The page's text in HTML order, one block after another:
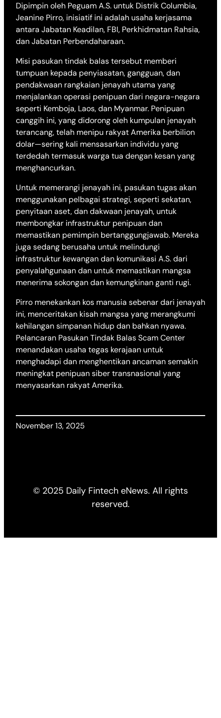
Dipimpin oleh Peguam A.S. untuk Distrik Columbia,
Jeanine Pirro, inisiatif ini adalah usaha kerjasama
antara Jabatan Keadilan, FBI, Perkhidmatan Rahsia,
dan Jabatan Perbendaharaan.
Misi pasukan tindak balas tersebut memberi
tumpuan kepada penyiasatan, gangguan, dan
pendakwaan rangkaian jenayah utama yang
menjalankan operasi penipuan dari negara-negara
seperti Kemboja, Laos, dan Myanmar. Penipuan
canggih ini, yang didorong oleh kumpulan jenayah
terancang, telah menipu rakyat Amerika berbilion
dolar—sering kali mensasarkan individu yang
terdedah termasuk warga tua dengan kesan yang
menghancurkan.
Untuk memerangi jenayah ini, pasukan tugas akan
menggunakan pelbagai strategi, seperti sekatan,
penyitaan aset, dan dakwaan jenayah, untuk
membongkar infrastruktur penipuan dan
memastikan pemimpin bertanggungjawab. Mereka
juga sedang berusaha untuk melindungi
infrastruktur kewangan dan komunikasi A.S. dari
penyalahgunaan dan untuk memastikan mangsa
menerima sokongan dan kemungkinan ganti rugi.
Pirro menekankan kos manusia sebenar dari jenayah
ini, menceritakan kisah mangsa yang merangkumi
kehilangan simpanan hidup dan bahkan nyawa.
Pelancaran Pasukan Tindak Balas Scam Center
menandakan usaha tegas kerajaan untuk
menghadapi dan menghentikan ancaman semakin
meningkat penipuan siber transnasional yang
menyasarkan rakyat Amerika.
November 13, 2025
© 2025 Daily Fintech eNews. All rights
reserved.